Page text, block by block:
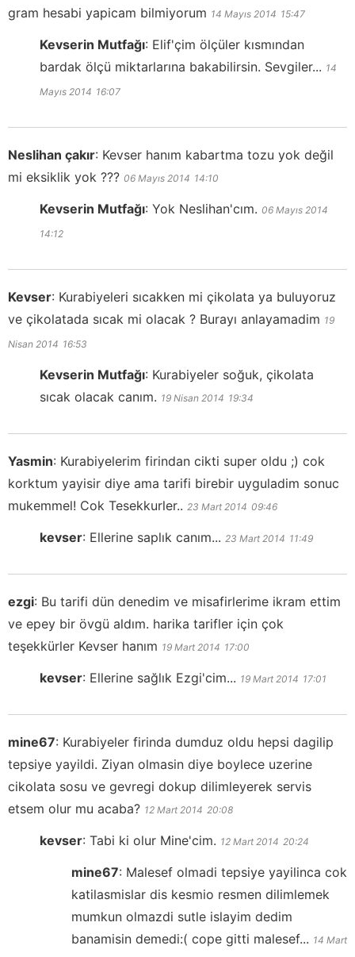
gram hesabi yapicam bilmiyorum 14 Mayıs 2014 15:47
Kevserin Mutfağı: Elif'çim ölçüler kısmından
bardak ölçü miktarlarına bakabilirsin. Sevgiler... 14
Mayıs 2014 16:07
Neslihan çakır: Kevser hanım kabartma tozu yok değil
mi eksiklik yok ??? 06 Mayıs 2014 14:10
Kevserin Mutfağı: Yok Neslihan'cım. 06 Mayıs 2014
14:12
Kevser: Kurabiyeleri sıcakken mi çikolata ya buluyoruz
ve çikolatada sıcak mi olacak ? Burayı anlayamadim 19
Nisan 2014 16:53
Kevserin Mutfağı: Kurabiyeler soğuk, çikolata
sıcak olacak canım. 19 Nisan 2014 19:34
Yasmin: Kurabiyelerim firindan cikti super oldu ;) cok
korktum yayisir diye ama tarifi birebir uyguladim sonuc
mukemmel! Cok Tesekkurler.. 23 Mart 2014 09:46
kevser: Ellerine saplık canım... 23 Mart 2014 11:49
ezgi: Bu tarifi dün denedim ve misafirlerime ikram ettim
ve epey bir övgü aldım. harika tarifler için çok
teşekkürler Kevser hanım 19 Mart 2014 17:00
kevser: Ellerine sağlık Ezgi'cim... 19 Mart 2014 17:01
mine67: Kurabiyeler firinda dumduz oldu hepsi dagilip
tepsiye yayildi. Ziyan olmasin diye boylece uzerine
cikolata sosu ve gevregi dokup dilimleyerek servis
etsem olur mu acaba? 12 Mart 2014 20:08
kevser: Tabi ki olur Mine'cim. 12 Mart 2014 20:24
mine67: Malesef olmadi tepsiye yayilinca cok
katilasmislar dis kesmio resmen dilimlemek
mumkun olmazdi sutle islayim dedim
banamisin demedi:( cope gitti malesef... 14 Mart